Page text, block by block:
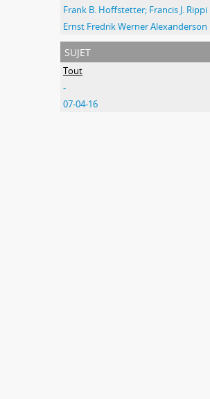
Frank B. Hoffstetter; Francis J. Rippi
Ernst Fredrik Werner Alexanderson
sujet
Tout
-
07-04-16